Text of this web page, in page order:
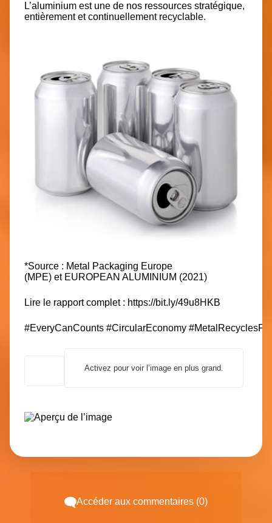
L’aluminium est une de nos ressources stratégique,
entièrement et continuellement recyclable.
*Source : Metal Packaging Europe
(MPE) et EUROPEAN ALUMINIUM (2021)
Lire le rapport complet : https://bit.ly/49u8HKB
#EveryCanCounts #CircularEconomy
Activez pour voir l’image en plus grand.
Accéder aux commentaires (0)